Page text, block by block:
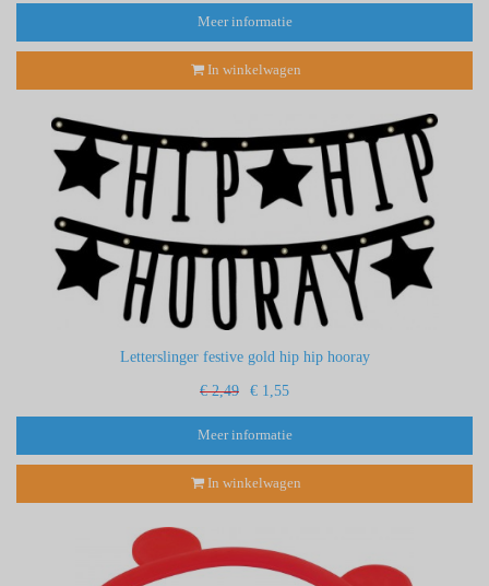
Meer informatie
In winkelwagen
Letterslinger festive gold hip hip hooray
€ 2,49 € 1,55
Meer informatie
In winkelwagen